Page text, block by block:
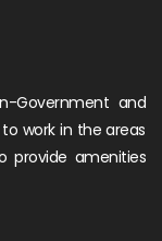
Government and
work in the areas
provide amenities